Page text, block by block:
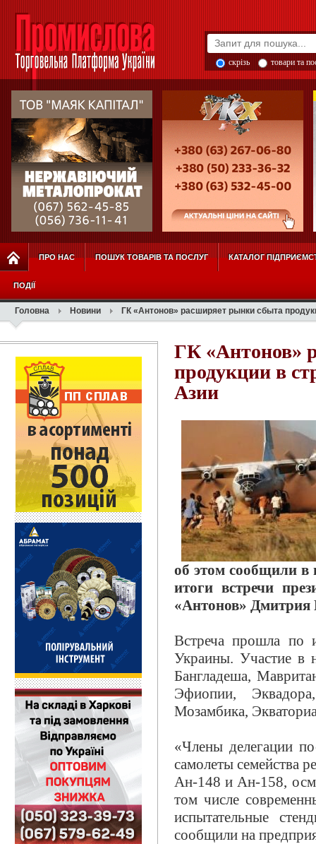
скрізь товари та
ПРО НАС ПОШУК ТОВАРІВ ТА ПОСЛУГ КАТАЛОГ
ПОДІЇ
Головна Новини ГК «Антонов» расширяет рынки сбыта
ГК «Антонов»
продукции в
Азии
об этом сообщили в
итоги встречи
«Антонов» Дмитрия
Встреча прошла по
Украины. Участие в
Бангладеша,
Эфиопии,
Мозамбика,
«Члены делегации
самолеты семейства
Ан-148 и Ан-158,
том числе
испытательные
сообщили на